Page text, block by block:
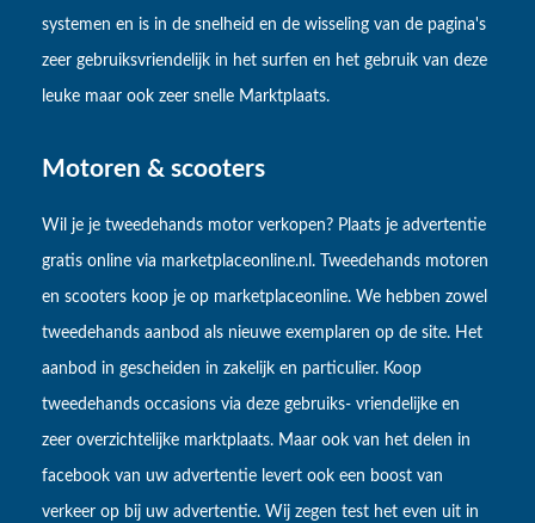
systemen en is in de snelheid en de wisseling van de pagina's
zeer gebruiksvriendelijk in het surfen en het gebruik van deze
leuke maar ook zeer snelle Marktplaats.
Motoren & scooters
Wil je je tweedehands motor verkopen? Plaats je advertentie
gratis online via marketplaceonline.nl. Tweedehands motoren
en scooters koop je op marketplaceonline. We hebben zowel
tweedehands aanbod als nieuwe exemplaren op de site. Het
aanbod in gescheiden in zakelijk en particulier. Koop
tweedehands occasions via deze gebruiks- vriendelijke en
zeer overzichtelijke marktplaats. Maar ook van het delen in
facebook van uw advertentie levert ook een boost van
verkeer op bij uw advertentie. Wij zegen test het even uit in